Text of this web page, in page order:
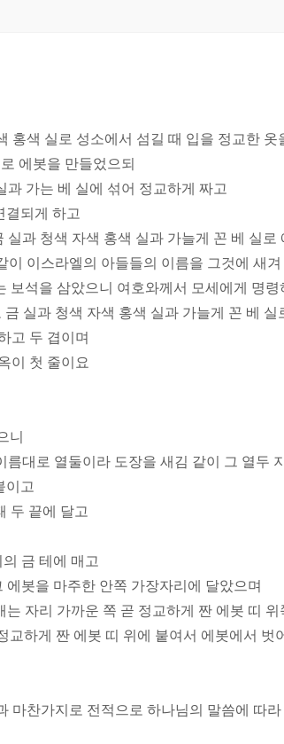
홍색 실로 성소에서 섬길 때 입을 정교한
에봇을 만들었으되
과 가는 베 실에 섞어 정교하게 짜고
결되게 하고
과 청색 자색 홍색 실과 가늘게 꼰 베 실
이스라엘의 아들들의 이름을 그것에 새겨
보석을 삼았으니 여호와께서 모세에게 명
실과 청색 자색 홍색 실과 가늘게 꼰 베 실
고 두 겹이며
이 첫 줄이요
니
대로 열둘이라 도장을 새김 같이 그 열두
이고
두 끝에 달고
금 테에 매고
봇을 마주한 안쪽 가장자리에 달았으며
자리 가까운 쪽 곧 정교하게 짠 에봇 띠 위
교하게 짠 에봇 띠 위에 붙여서 에봇에서
마찬가지로 전적으로 하나님의 말씀에 따